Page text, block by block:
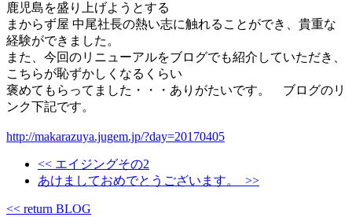
鹿児島を盛り上げようとする
まからず屋 中尾社長の熱い志に触れることができ、貴重な
経験ができました。
また、今回のリニューアルをブログでも紹介していただき、
こちらが恥ずかしくなるくらい
褒めてもらってました・・・ありがたいです。 ブログのリ
ンク下記です。
http://makarazuya.jugem.jp/?day=20170405
<< エイジングその2
あけましておめでとうございます。 >>
<< return BLOG